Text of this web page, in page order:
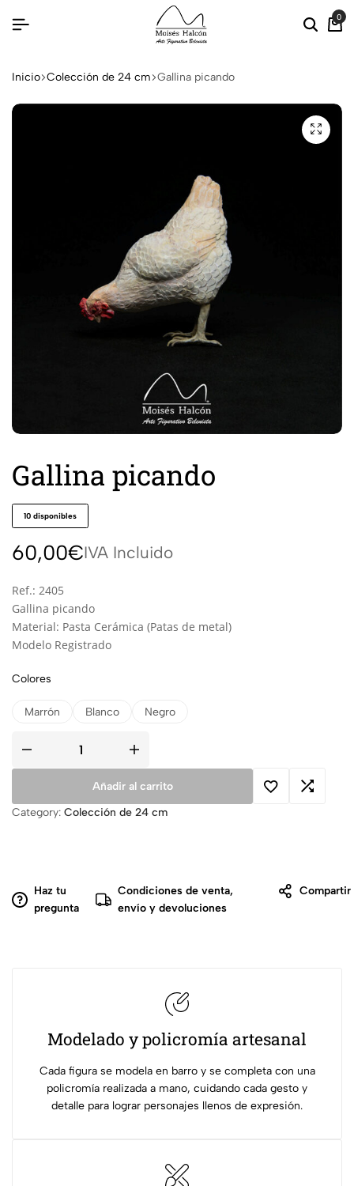
0
Inicio Colección de 24 cm Gallina picando
Gallina picando
10 disponibles
60,00€IVA Incluido
Ref.: 2405
Gallina picando
Material: Pasta Cerámica (Patas de metal)
Modelo Registrado
Colores
Marrón Blanco Negro
Añadir al carrito
Category: Colección de 24 cm
Haz tu
pregunta
Condiciones de venta,
envío y devoluciones
Compartir
Modelado y policromía artesanal
Cada figura se modela en barro y se completa con una
policromía realizada a mano, cuidando cada gesto y
detalle para lograr personajes llenos de expresión.